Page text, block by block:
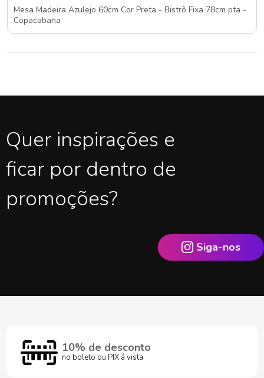
Mesa Madeira Azulejo 60cm Cor Preta - Bistrô Fixa 78cm pta -
Copacabana
Quer inspirações e
ficar por dentro de
promoções?
Siga-nos
10% de desconto
no boleto ou PIX á vista